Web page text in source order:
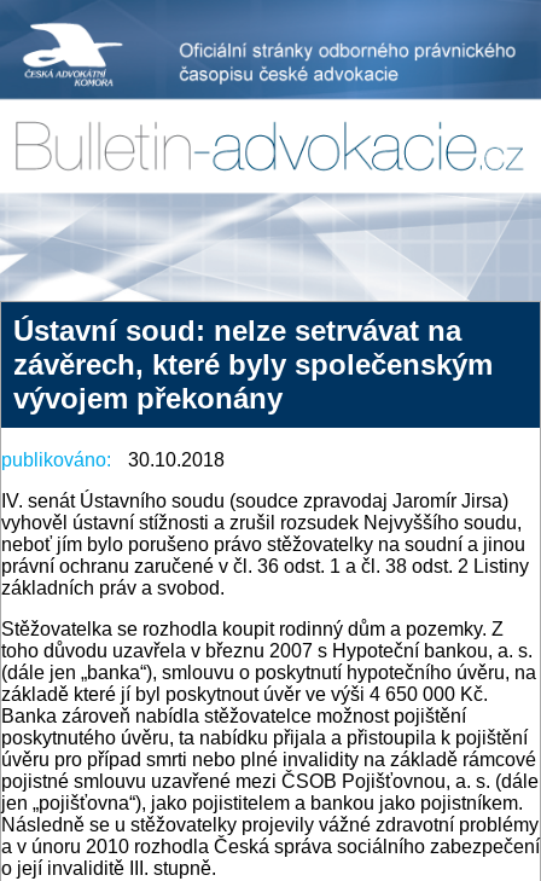
Ústavní soud: nelze setrvávat na
závěrech, které byly společenským
vývojem překonány
publikováno:
30.10.2018
IV. senát Ústavního soudu (soudce zpravodaj Jaromír Jirsa)
vyhověl ústavní stížnosti a zrušil rozsudek Nejvyššího soudu,
neboť jím bylo porušeno právo stěžovatelky na soudní a jinou
právní ochranu zaručené v čl. 36 odst. 1 a čl. 38 odst. 2 Listiny
základních práv a svobod.
Stěžovatelka se rozhodla koupit rodinný dům a pozemky. Z
toho důvodu uzavřela v březnu 2007 s Hypoteční bankou, a. s.
(dále jen „banka“), smlouvu o poskytnutí hypotečního úvěru, na
základě které jí byl poskytnout úvěr ve výši 4 650 000 Kč.
Banka zároveň nabídla stěžovatelce možnost pojištění
poskytnutého úvěru, ta nabídku přijala a přistoupila k pojištění
úvěru pro případ smrti nebo plné invalidity na základě rámcové
pojistné smlouvu uzavřené mezi ČSOB Pojišťovnou, a. s. (dále
jen „pojišťovna“), jako pojistitelem a bankou jako pojistníkem.
Následně se u stěžovatelky projevily vážné zdravotní problémy
a v únoru 2010 rozhodla Česká správa sociálního zabezpečení
o její invaliditě III. stupně.